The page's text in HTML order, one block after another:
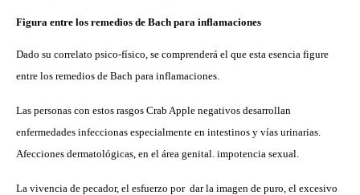
Figura entre los remedios de Bach para inflamaciones
Dado su correlato psico-físico, se comprenderá el que esta esencia figure
entre los remedios de Bach para inflamaciones.
Las personas con estos rasgos Crab Apple negativos desarrollan
enfermedades infeccionas especialmente en intestinos y vías urinarias.
Afecciones dermatológicas, en el área genital. impotencia sexual.
La vivencia de pecador, el esfuerzo por dar la imagen de puro, el excesivo